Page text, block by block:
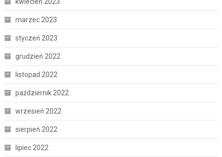
kwiecień 2023
marzec 2023
styczeń 2023
grudzień 2022
listopad 2022
październik 2022
wrzesień 2022
sierpień 2022
lipiec 2022